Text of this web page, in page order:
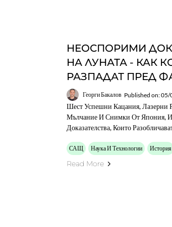
НЕОСПОРИМИ
НА ЛУНАТА - КАК
РАЗПАДАТ ПРЕД
Георги Бакалов Published on:
Шест Успешни Кацания, Лазерни
Мълчание И Снимки От Япония,
Доказателства, Които
САЩ Наука И Технологии История
Read More